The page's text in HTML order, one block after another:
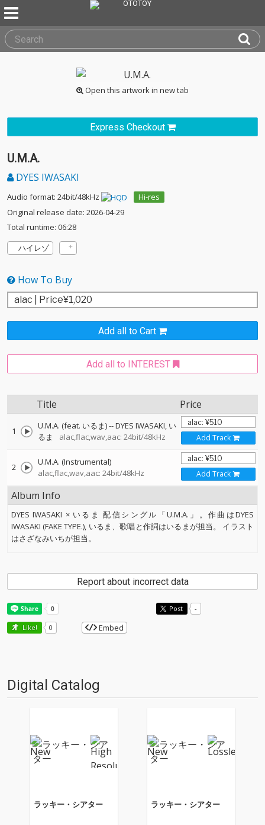
Open this artwork in new tab
Express Checkout
U.M.A.
DYES IWASAKI
Audio format: 24bit/48kHz
Hi-res
Original release date: 2026-04-29
Total runtime: 06:28
ハイレゾ
How To Buy
Add all to Cart
Add all to INTEREST
Title Price
1 U.M.A. (feat. いるま)--DYES IWASAKI い
るま
alac,flac,wav,aac: 24bit/48kHz Add Track
2
U.M.A. (Instrumental)
alac,flac,wav,aac: 24bit/48kHz
Add Track
Album Info
DYES IWASAKI × いるま 配信シングル「U.M.A.」。作曲はDYES
IWASAKI (FAKE TYPE.), いるま、歌唱と作詞はいるまが担当。 イラスト
はさざなみいちが担当。
Report about incorrect data
Post -
Like! 0 Embed
Digital Catalog
ラッキー・シアター ラッキー・シアター